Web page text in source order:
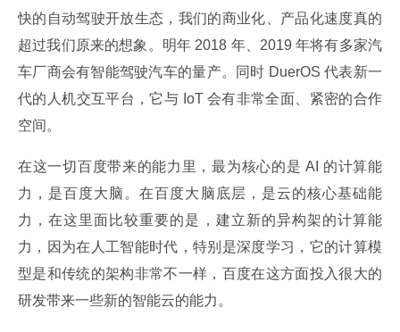
快的自动驾驶开放生态，我们的商业化、产品化速度真的
超过我们原来的想象。明年 2018 年、2019 年将有多家汽
车厂商会有智能驾驶汽车的量产。同时 DuerOS 代表新一
代的人机交互平台，它与 IoT 会有非常全面、紧密的合作
空间。
在这一切百度带来的能力里，最为核心的是 AI 的计算能
力，是百度大脑。在百度大脑底层，是云的核心基础能
力，在这里面比较重要的是，建立新的异构架的计算能
力，因为在人工智能时代，特别是深度学习，它的计算模
型是和传统的架构非常不一样，百度在这方面投入很大的
研发带来一些新的智能云的能力。